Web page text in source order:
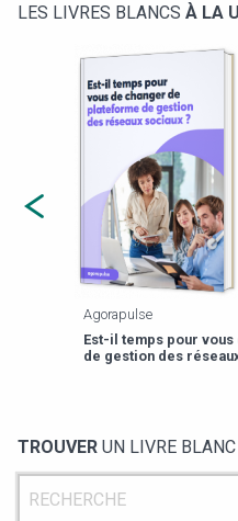
LES LIVRES BLANCS À LA
Agorapulse
Est-il temps pour
de gestion des
TROUVER UN LIVRE BLANC